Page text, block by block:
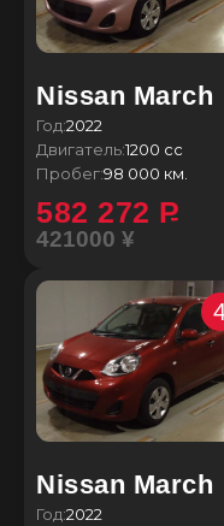
Nissan March
Год:2022
Двигатель:1200 сс
Пробег:98 000 км.
582 272 P
421000 ¥
Nissan March
Год:2022